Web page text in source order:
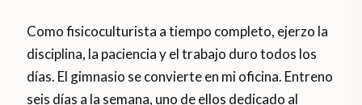
Como fisicoculturista a tiempo completo, ejerzo la
disciplina, la paciencia y el trabajo duro todos los
días. El gimnasio se convierte en mi oficina. Entreno
seis días a la semana, uno de ellos dedicado al